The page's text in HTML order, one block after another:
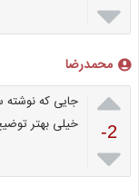

محمدرضا

-2

جایی که نوشته
خیلی بهتر